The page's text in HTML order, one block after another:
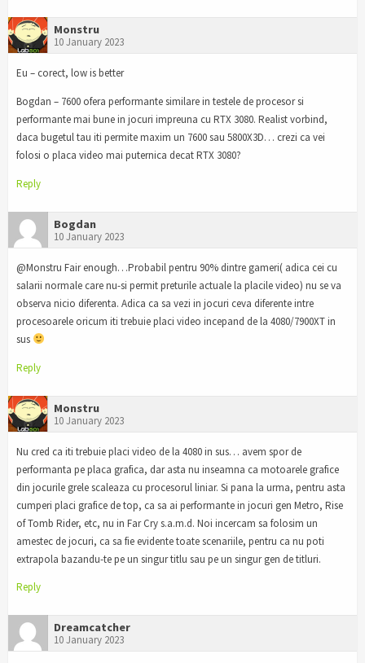
Monstru
10 January 2023
Eu – corect, low is better
Bogdan – 7600 ofera performante similare in testele de procesor si
performante mai bune in jocuri impreuna cu RTX 3080. Realist vorbind,
daca bugetul tau iti permite maxim un 7600 sau 5800X3D… crezi ca vei
folosi o placa video mai puternica decat RTX 3080?
Reply
Bogdan
10 January 2023
@Monstru Fair enough…Probabil pentru 90% dintre gameri( adica cei cu
salarii normale care nu-si permit preturile actuale la placile video) nu se va
observa nicio diferenta. Adica ca sa vezi in jocuri ceva diferente intre
procesoarele oricum iti trebuie placi video incepand de la 4080/7900XT in
sus
Reply
Monstru
10 January 2023
Nu cred ca iti trebuie placi video de la 4080 in sus… avem spor de
performanta pe placa grafica, dar asta nu inseamna ca motoarele grafice
din jocurile grele scaleaza cu procesorul liniar. Si pana la urma, pentru asta
cumperi placi grafice de top, ca sa ai performante in jocuri gen Metro, Rise
of Tomb Rider, etc, nu in Far Cry s.a.m.d. Noi incercam sa folosim un
amestec de jocuri, ca sa fie evidente toate scenariile, pentru ca nu poti
extrapola bazandu-te pe un singur titlu sau pe un singur gen de titluri.
Reply
Dreamcatcher
10 January 2023